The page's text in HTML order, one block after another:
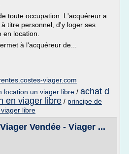
toute occupation. L'acquéreur a
titre personnel, d'y loger ses
location.
à l'acquéreur de...
viager.com
location un viager libre / achat d
en viager libre / principe de
libre
Vendée - Viager ...